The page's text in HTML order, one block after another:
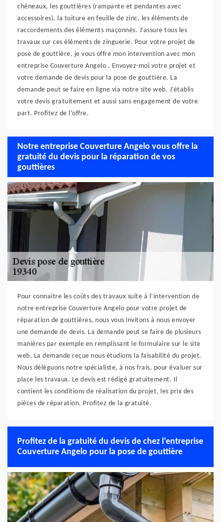
chéneaux, les gouttières (rampante et pendantes avec
accessoires), la toiture en feuille de zinc, les éléments de
raccordements des éléments maçonnés. J’assure tous les
travaux sur ces éléments de zinguerie. Pour votre projet de
pose de gouttière, je vous offre mon intervention avec mon
entreprise Couverture Angelo . Envoyez-moi votre projet et
votre demande de devis pour la pose de gouttière. La
demande peut se faire en ligne via notre site web. J’établis
votre devis gratuitement et aussi sans engagement de votre
part. Profitez de l’offre.
Notre entreprise Couverture Angelo vous offre la
gratuité du devis pour la réparation de vos
gouttières
Pour connaitre les coûts des travaux suite à l’intervention de
notre entreprise Couverture Angelo pour votre projet de
réparation de gouttières, nous vous invitons à nous envoyer
une demande de devis. La demande peut se faire de plusieurs
manières par exemple en remplissant le formulaire sur le site
web. La demande reçue nous étudions la faisabilité du projet.
Nous déléguons notre spécialiste, à nos frais, pour évaluer sur
place les travaux. Le devis est rédigé gratuitement. Il
contient les conditions de réalisation du projet, les prix des
pièces de réparation. Profitez de la gratuité.
Profitez de la gratuité du devis de chez l’entreprise
Couverture Angelo pour la pose de gouttière